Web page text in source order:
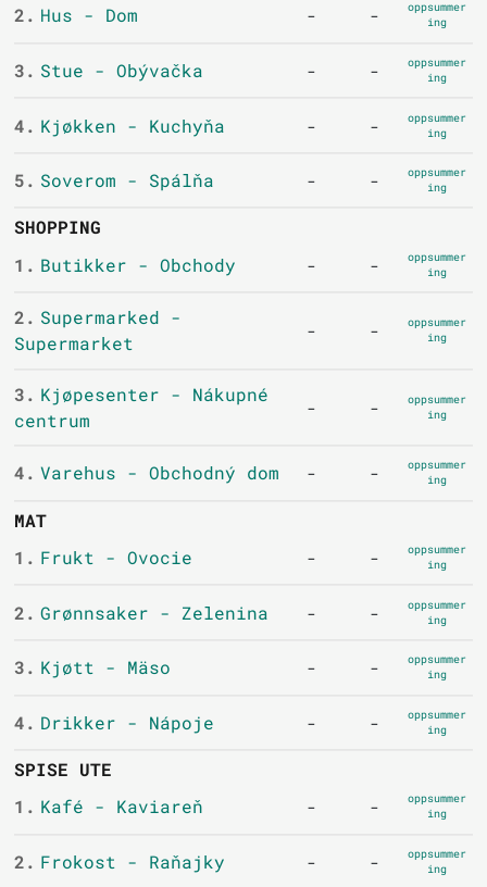
2. Hus - Dom - -
oppsummer
ing
3. Stue - Obývačka - -
oppsummer
ing
4. Kjøkken - Kuchyňa - -
oppsummer
ing
5. Soverom - Spálňa - -
oppsummer
ing
SHOPPING
1. Butikker - Obchody - -
oppsummer
ing
2. Supermarked -
Supermarket
- -
oppsummer
ing
3. Kjøpesenter - Nákupné
centrum
- -
oppsummer
ing
4. Varehus - Obchodný dom - -
oppsummer
ing
MAT
1. Frukt - Ovocie - -
oppsummer
ing
2. Grønnsaker - Zelenina - -
oppsummer
ing
3. Kjøtt - Mäso - -
oppsummer
ing
4. Drikker - Nápoje - -
oppsummer
ing
SPISE UTE
1. Kafé - Kaviareň - -
oppsummer
ing
2. Frokost - Raňajky - -
oppsummer
ing